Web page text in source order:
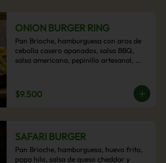
ONION BURGER RING
Pan Brioche, hamburguesa con aros de
cebolla casero apanados, salsa BBQ,
salsa americana, pepinillo artesanal,
papas fritas.
$9.500
SAFARI BURGER
Pan Brioche, hamburguesa, huevo frito,
papa hilo, salsa de queso cheddar y